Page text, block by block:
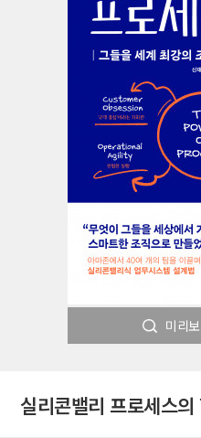
미리
실리콘밸리 프로세스의